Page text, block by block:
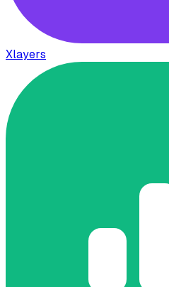
Xlayers